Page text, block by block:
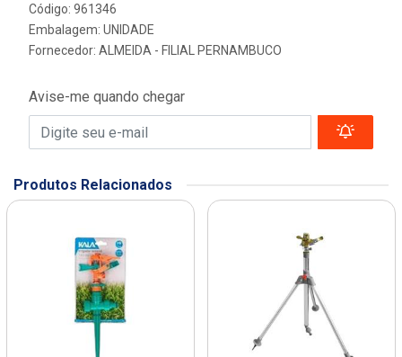
Código: 961346
Embalagem: UNIDADE
Fornecedor: ALMEIDA - FILIAL PERNAMBUCO
Avise-me quando chegar
Produtos Relacionados